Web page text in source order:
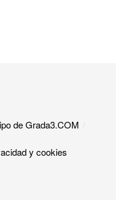
de Grada3.COM
y cookies​